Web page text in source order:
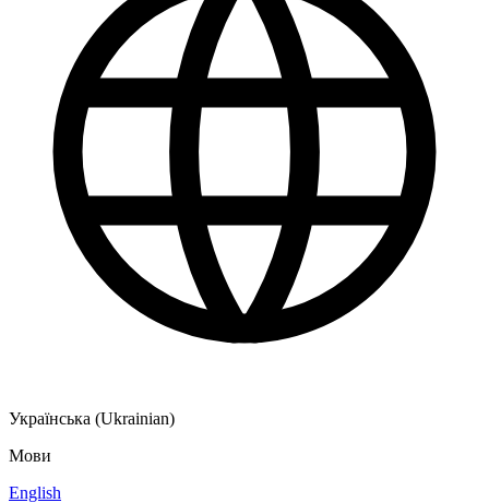
Українська (Ukrainian)
Мови
English